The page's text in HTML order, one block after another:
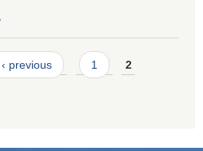
‹ previous 1 2